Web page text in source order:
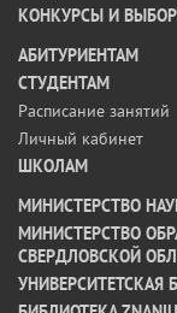
КОНКУРСЫ И
АБИТУРИЕНТАМ
СТУДЕНТАМ
Расписание занятий
Личный кабинет
ШКОЛАМ
МИНИСТЕРСТВО
МИНИСТЕРСТВО
СВЕРДЛОВСКОЙ
УНИВЕРСИТЕТСКАЯ